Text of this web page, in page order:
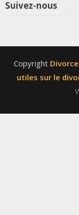
Suivez-nous
Copyright
utiles sur le